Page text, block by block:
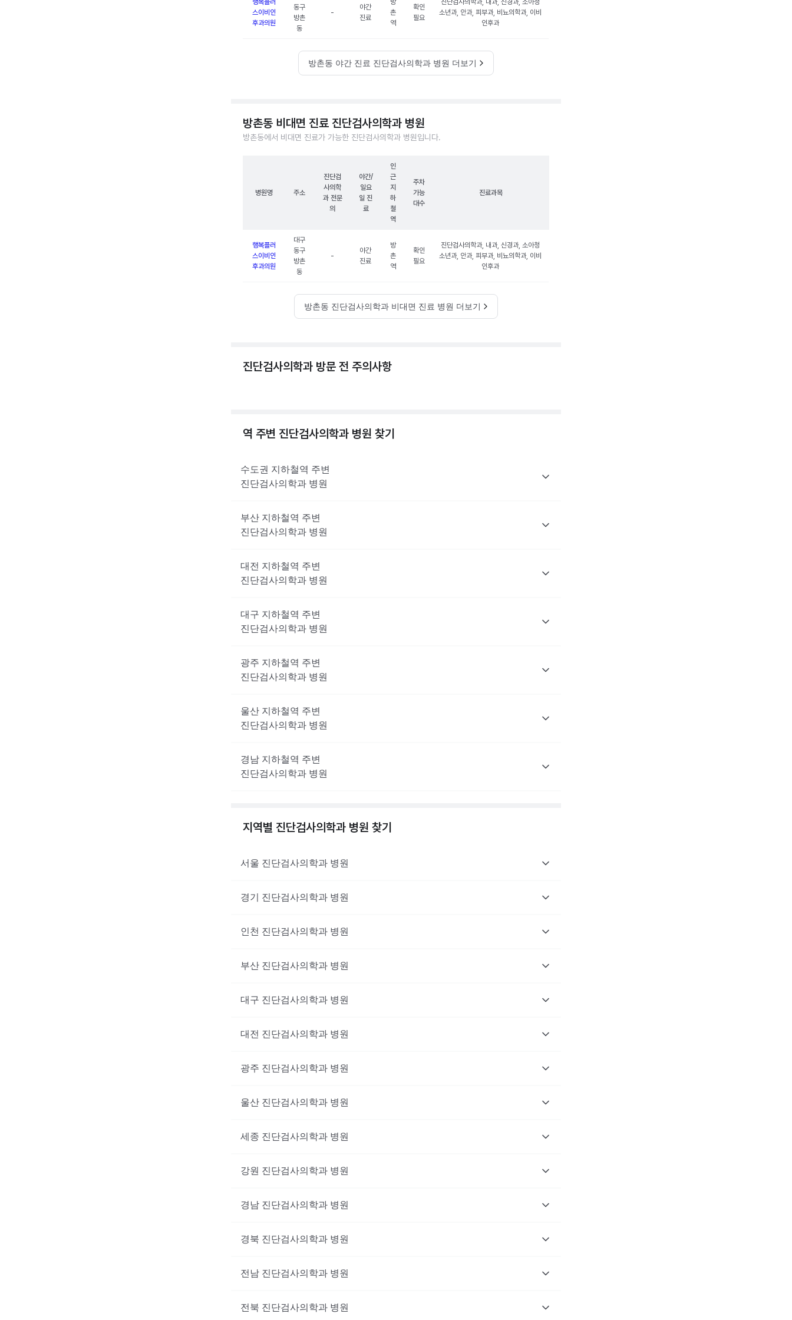
행복플러
스이비인
후과의원
동구
방촌
동
-
야간
진료
방
촌
역
확인
필요
진단검사의학과, 내과, 신경과, 소아청
소년과, 안과, 피부과, 비뇨의학과, 이비
인후과
방촌동 야간 진료 진단검사의학과 병원 더보기
방촌동 비대면 진료 진단검사의학과 병원
방촌동에서 비대면 진료가 가능한 진단검사의학과 병원입니다.
병원명 주소
진단검
사의학
과 전문
의
야간/
일요
일 진
료
인
근
지
하
철
역
주차
가능
대수
진료과목
행복플러
스이비인
후과의원
대구
동구
방촌
동
-
야간
진료
방
촌
역
확인
필요
진단검사의학과, 내과, 신경과, 소아청
소년과, 안과, 피부과, 비뇨의학과, 이비
인후과
방촌동 진단검사의학과 비대면 진료 병원 더보기
진단검사의학과 방문 전 주의사항
역 주변 진단검사의학과 병원 찾기
수도권 지하철역 주변
진단검사의학과 병원
부산 지하철역 주변
진단검사의학과 병원
대전 지하철역 주변
진단검사의학과 병원
대구 지하철역 주변
진단검사의학과 병원
광주 지하철역 주변
진단검사의학과 병원
울산 지하철역 주변
진단검사의학과 병원
경남 지하철역 주변
진단검사의학과 병원
지역별 진단검사의학과 병원 찾기
서울 진단검사의학과 병원
경기 진단검사의학과 병원
인천 진단검사의학과 병원
부산 진단검사의학과 병원
대구 진단검사의학과 병원
대전 진단검사의학과 병원
광주 진단검사의학과 병원
울산 진단검사의학과 병원
세종 진단검사의학과 병원
강원 진단검사의학과 병원
경남 진단검사의학과 병원
경북 진단검사의학과 병원
전남 진단검사의학과 병원
전북 진단검사의학과 병원